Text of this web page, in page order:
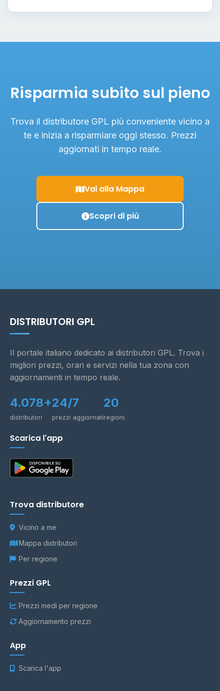
Risparmia subito sul pieno
Trova il distributore GPL più conveniente vicino a
te e inizia a risparmiare oggi stesso. Prezzi
aggiornati in tempo reale.
Vai alla Mappa
Scopri di più
DISTRIBUTORI GPL
Il portale italiano dedicato ai distributori GPL. Trova i
migliori prezzi, orari e servizi nella tua zona con
aggiornamenti in tempo reale.
4.078+
distributori
24/7
prezzi aggiornati
20
regioni
Scarica l'app
Trova distributore
Vicino a me
Mappa distributori
Per regione
Prezzi GPL
Prezzi medi per regione
Aggiornamento prezzi
App
Scarica l'app